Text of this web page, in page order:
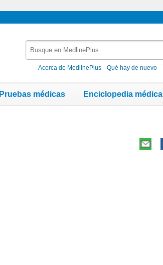
MedlinePlus
Acerca de MedlinePlus Qué hay de nuevo
Pruebas médicas Enciclopedia médica